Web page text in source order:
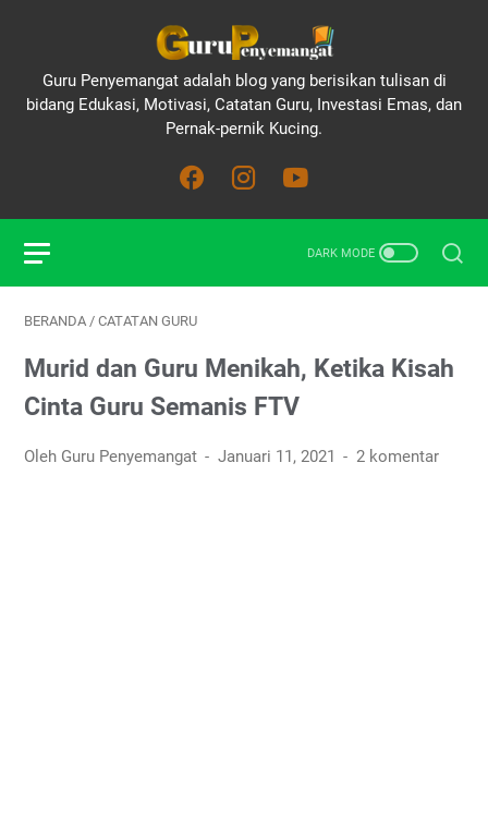
Guru Penyemangat adalah blog yang berisikan tulisan di
bidang Edukasi, Motivasi, Catatan Guru, Investasi Emas, dan
Pernak-pernik Kucing.
BERANDA / CATATAN GURU
Murid dan Guru Menikah, Ketika Kisah
Cinta Guru Semanis FTV
Oleh Guru Penyemangat Januari 11, 2021 2 komentar